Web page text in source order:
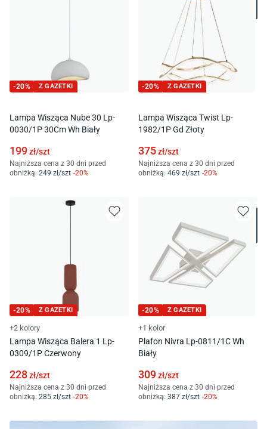
-20% Z GAZETKI
Lampa Wisząca Nube 30 Lp-
0030/1P 30Cm Wh Biały
199zł/szt
Najniższa cena z 30 dni przed
obniżką: 249 zł/szt -20%
-20% Z GAZETKI
Lampa Wisząca Twist Lp-
1982/1P Gd Złoty
375zł/szt
Najniższa cena z 30 dni przed
obniżką: 469 zł/szt -20%
-20% Z GAZETKI
+2 kolory
Lampa Wisząca Balera 1 Lp-
0309/1P Czerwony
228zł/szt
Najniższa cena z 30 dni przed
obniżką: 285 zł/szt -20%
-20% Z GAZETKI
+1 kolor
Plafon Nivra Lp-0811/1C Wh
Biały
309zł/szt
Najniższa cena z 30 dni przed
obniżką: 387 zł/szt -20%